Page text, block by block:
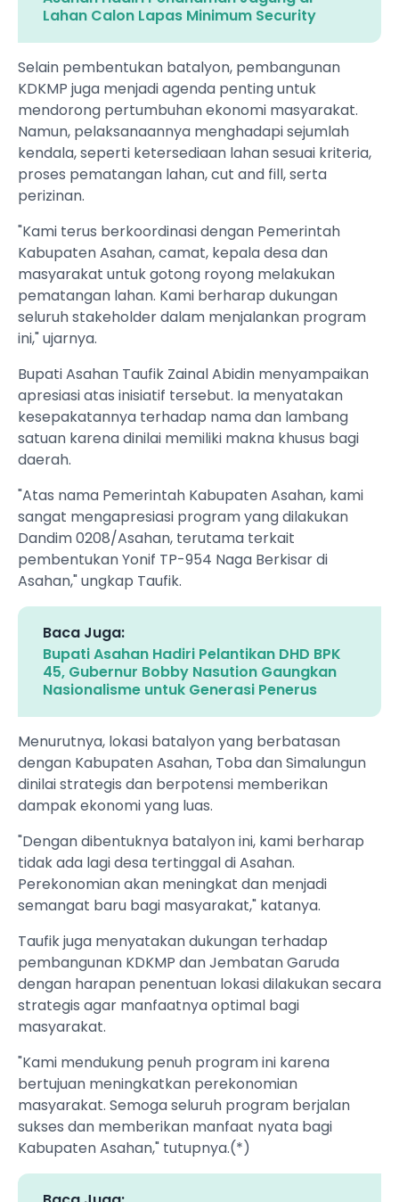
Lahan Calon Lapas Minimum Security
Selain pembentukan batalyon, pembangunan
KDKMP juga menjadi agenda penting untuk
mendorong pertumbuhan ekonomi masyarakat.
Namun, pelaksanaannya menghadapi sejumlah
kendala, seperti ketersediaan lahan sesuai kriteria,
proses pematangan lahan, cut and fill, serta
perizinan.
"Kami terus berkoordinasi dengan Pemerintah
Kabupaten Asahan, camat, kepala desa dan
masyarakat untuk gotong royong melakukan
pematangan lahan. Kami berharap dukungan
seluruh stakeholder dalam menjalankan program
ini," ujarnya.
Bupati Asahan Taufik Zainal Abidin menyampaikan
apresiasi atas inisiatif tersebut. Ia menyatakan
kesepakatannya terhadap nama dan lambang
satuan karena dinilai memiliki makna khusus bagi
daerah.
"Atas nama Pemerintah Kabupaten Asahan, kami
sangat mengapresiasi program yang dilakukan
Dandim 0208/Asahan, terutama terkait
pembentukan Yonif TP-954 Naga Berkisar di
Asahan," ungkap Taufik.
Baca Juga:
Bupati Asahan Hadiri Pelantikan DHD BPK
45, Gubernur Bobby Nasution Gaungkan
Nasionalisme untuk Generasi Penerus
Menurutnya, lokasi batalyon yang berbatasan
dengan Kabupaten Asahan, Toba dan Simalungun
dinilai strategis dan berpotensi memberikan
dampak ekonomi yang luas.
"Dengan dibentuknya batalyon ini, kami berharap
tidak ada lagi desa tertinggal di Asahan.
Perekonomian akan meningkat dan menjadi
semangat baru bagi masyarakat," katanya.
Taufik juga menyatakan dukungan terhadap
pembangunan KDKMP dan Jembatan Garuda
dengan harapan penentuan lokasi dilakukan secara
strategis agar manfaatnya optimal bagi
masyarakat.
"Kami mendukung penuh program ini karena
bertujuan meningkatkan perekonomian
masyarakat. Semoga seluruh program berjalan
sukses dan memberikan manfaat nyata bagi
Kabupaten Asahan," tutupnya.(*)